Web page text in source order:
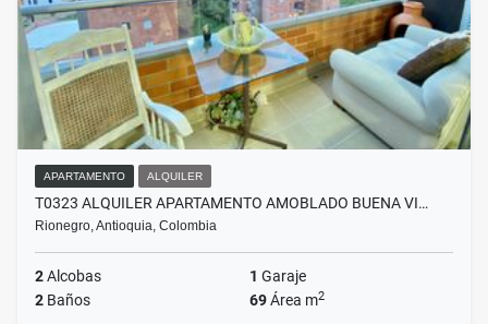
APARTAMENTO ALQUILER
T0323 ALQUILER APARTAMENTO AMOBLADO BUENA VI…
Rionegro, Antioquia, Colombia
2Alcobas 1 Garaje
2 Baños 69Área m2